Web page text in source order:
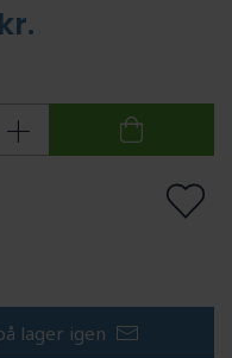
kr.
lager igen